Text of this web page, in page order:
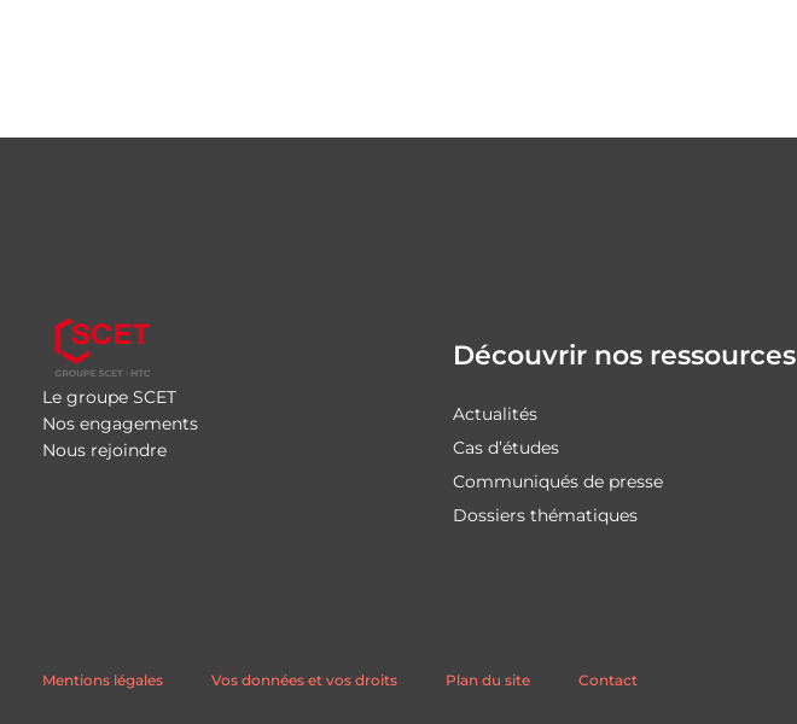
Le groupe SCET
Nos engagements
Nous rejoindre
Découvrir nos ressources
Actualités
Cas d’études
Communiqués de presse
Dossiers thématiques
Mentions légales Vos données et vos droits Plan du site Contact